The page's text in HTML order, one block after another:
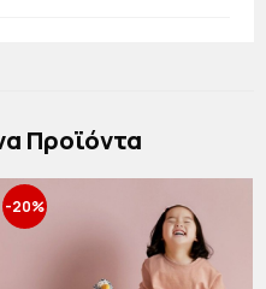
Προϊόντα
-20%